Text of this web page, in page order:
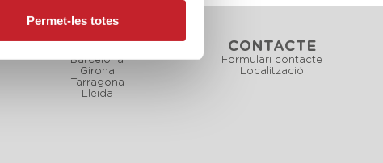
Permet-les totes
Barcelona
Girona
Tarragona
Lleida
CONTACTE
Formulari contacte
Localització